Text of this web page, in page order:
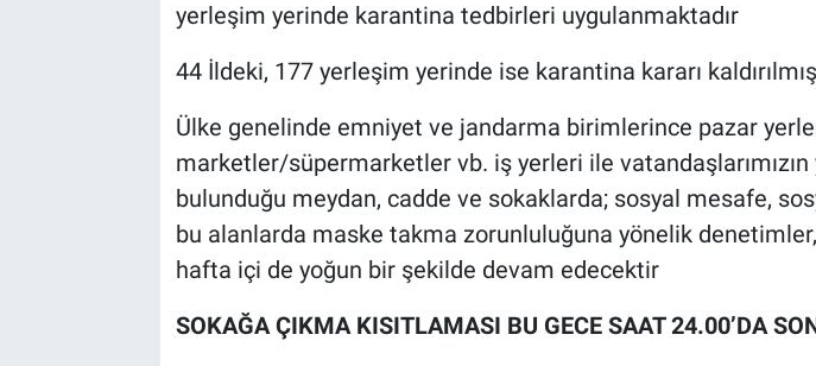
yerleşim yerinde karantina tedbirleri uygulanmaktadır
44 İldeki, 177 yerleşim yerinde ise karantina kararı
Ülke genelinde emniyet ve jandarma birimlerince pazar
marketler/süpermarketler vb. iş yerleri ile
bulunduğu meydan, cadde ve sokaklarda; sosyal mesafe,
bu alanlarda maske takma zorunluluğuna yönelik
hafta içi de yoğun bir şekilde devam edecektir
SOKAĞA ÇIKMA KISITLAMASI BU GECE SAAT 24.00’DA